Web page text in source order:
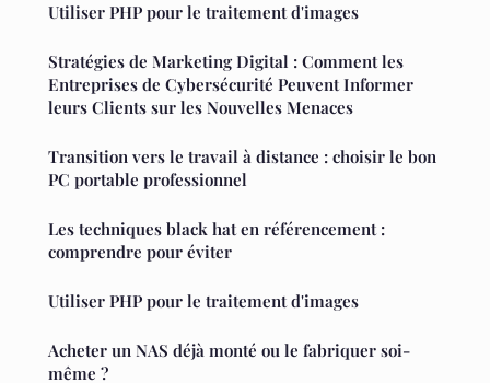
Utiliser PHP pour le traitement d'images
Stratégies de Marketing Digital : Comment les
Entreprises de Cybersécurité Peuvent Informer
leurs Clients sur les Nouvelles Menaces
Transition vers le travail à distance : choisir le bon
PC portable professionnel
Les techniques black hat en référencement :
comprendre pour éviter
Utiliser PHP pour le traitement d'images
Acheter un NAS déjà monté ou le fabriquer soi-
même ?